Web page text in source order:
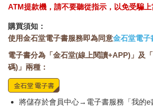
ATM提款機，請不要聽從指示，以免受騙上
購買須知：
使用金石堂電子書服務即為同意金石堂電子
電子書分為「金石堂(線上閱讀+APP)」及
碼)」兩種：
將儲存於會員中心→電子書服務「我的e